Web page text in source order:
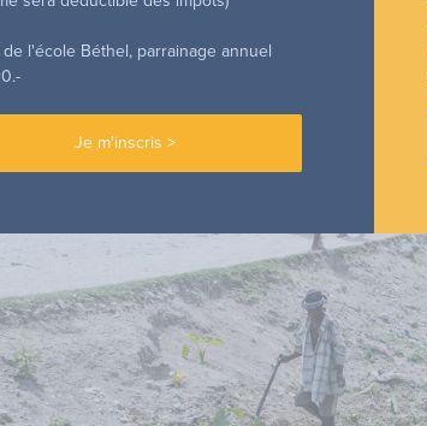
de l'école Béthel, parrainage annuel
Je m'inscris >